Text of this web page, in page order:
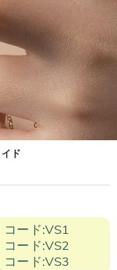
ド
ード:VS1
ード:VS2
ード:VS3